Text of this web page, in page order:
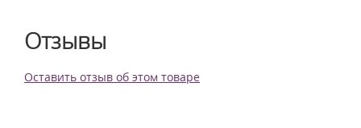
Отзывы
Оставить отзыв об этом товаре